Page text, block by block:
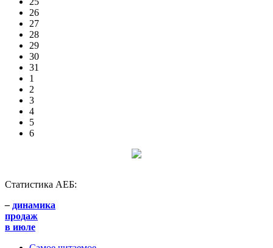
26
27
28
29
30
31
1
2
3
4
5
6
Статистика АЕБ:
– динамика
продаж
в июле